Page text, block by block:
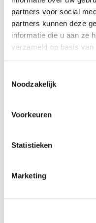
partners voor social
partners kunnen deze
informatie die u aan ze
verzameld op basis
Noodzakelijk
Voorkeuren
Statistieken
Marketing
maten op te
naadloos aansluit.
Vakkundige
op maat.
04
Na montage
klaar als alles